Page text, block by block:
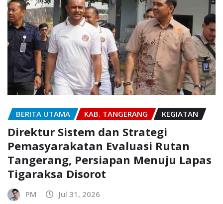
BERITA UTAMA KAB. TANGERANG KEGIATAN
Direktur Sistem dan Strategi
Pemasyarakatan Evaluasi Rutan
Tangerang, Persiapan Menuju Lapas
Tigaraksa Disorot
PM Jul 31, 2026